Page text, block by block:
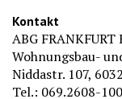
Kontakt
ABG FRANKFURT
Wohnungsbau-
Niddastr. 107,
Tel.: 069.2608-